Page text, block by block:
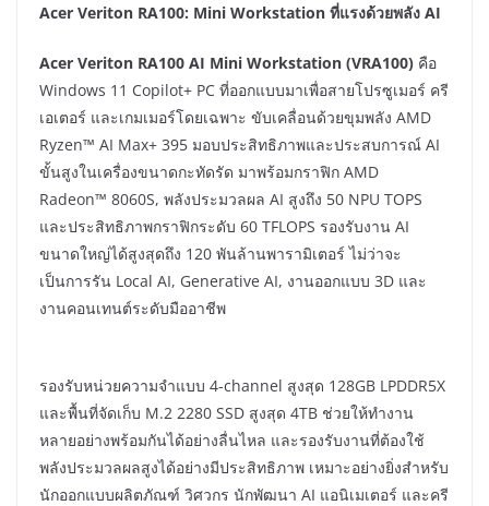
Acer Veriton RA100: Mini Workstation ที่แรงด้วยพลัง AI
Acer Veriton RA100 AI Mini Workstation (VRA100) คือ
Windows 11 Copilot+ PC ที่ออกแบบมาเพื่อสายโปรซูเมอร์ ครี
เอเตอร์ และเกมเมอร์โดยเฉพาะ ขับเคลื่อนด้วยขุมพลัง AMD
Ryzen™ AI Max+ 395 มอบประสิทธิภาพและประสบการณ์ AI
ขั้นสูงในเครื่องขนาดกะทัดรัด มาพร้อมกราฟิก AMD
Radeon™ 8060S, พลังประมวลผล AI สูงถึง 50 NPU TOPS
และประสิทธิภาพกราฟิกระดับ 60 TFLOPS รองรับงาน AI
ขนาดใหญ่ได้สูงสุดถึง 120 พันล้านพารามิเตอร์ ไม่ว่าจะ
เป็นการรัน Local AI, Generative AI, งานออกแบบ 3D และ
งานคอนเทนต์ระดับมืออาชีพ
รองรับหน่วยความจำแบบ 4-channel สูงสุด 128GB LPDDR5X
และพื้นที่จัดเก็บ M.2 2280 SSD สูงสุด 4TB ช่วยให้ทำงาน
หลายอย่างพร้อมกันได้อย่างลื่นไหล และรองรับงานที่ต้องใช้
พลังประมวลผลสูงได้อย่างมีประสิทธิภาพ เหมาะอย่างยิ่งสำหรับ
นักออกแบบผลิตภัณฑ์ วิศวกร นักพัฒนา AI แอนิเมเตอร์ และครี